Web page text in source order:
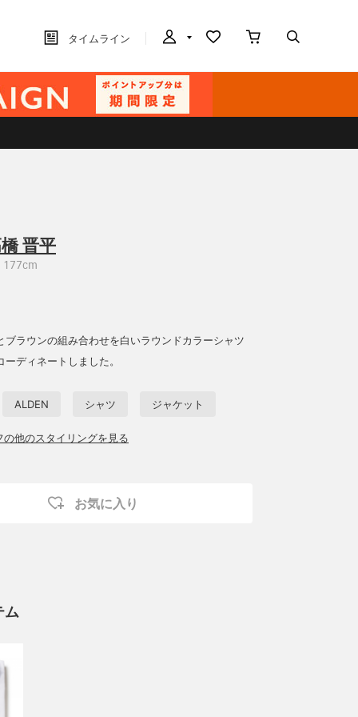
タイムライン
晋平
177cm
ブラウンの組み合わせを白いラウンドカラーシャツ
ディネートしました。
ALDEN シャツ ジャケット
の他のスタイリングを見る
お気に入り
ム